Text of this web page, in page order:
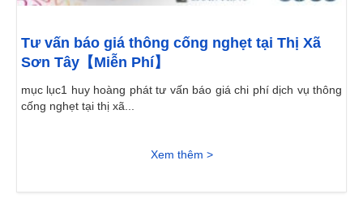
Tư vấn báo giá thông cống nghẹt tại Thị Xã
Sơn Tây【Miễn Phí】
mục lục1 huy hoàng phát tư vấn báo giá chi phí dịch vụ thông
cống nghẹt tại thị xã...
Xem thêm >